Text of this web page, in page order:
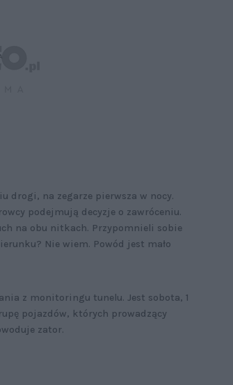
drogi, na zegarze pierwsza w nocy.
podejmują decyzje o zawróceniu.
na obu nitkach. Przypomnieli sobie
Nie wiem. Powód jest mało
z monitoringu tunelu. Jest sobota, 1
pojazdów, których prowadzący
zator.